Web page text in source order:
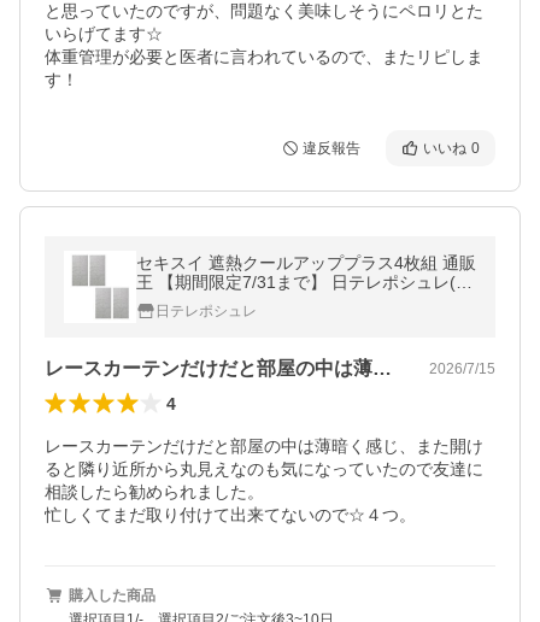
と思っていたのですが、問題なく美味しそうにペロリとた
いらげてます☆
体重管理が必要と医者に言われているので、またリピしま
す！
違反報告 いいね 0
セキスイ 遮熱クールアッププラス4枚組 通販
王 【期間限定7/31まで】 日テレポシュレ(日
本テレビ 通販 ポシュレ)
日テレポシュレ
レースカーテンだけだと部屋の中は薄暗く… 2026/7/15
4
レースカーテンだけだと部屋の中は薄暗く感じ、また開け
ると隣り近所から丸見えなのも気になっていたので友達に
相談したら勧められました。
忙しくてまだ取り付けて出来てないので☆４つ。
購入した商品